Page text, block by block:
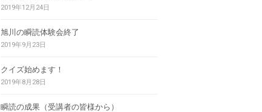
2019年12月24日
旭川の瞬読体験会終了
2019年9月23日
クイズ始めます！
2019年8月28日
瞬読の成果（受講者の皆様から）